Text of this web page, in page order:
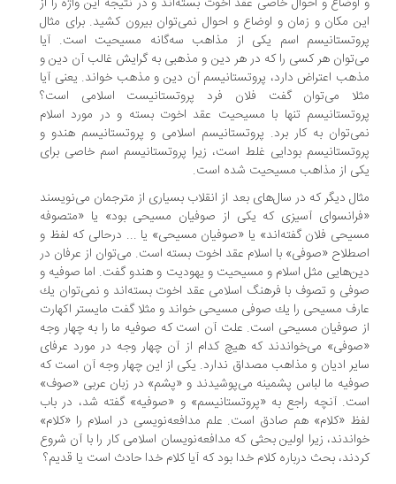
مكان و زمان و اوضاع و احوال نمی‌توان بیرون كشید. برای مثال
اسم یكی از مذاهب سه‌گانه مسیحیت است. آیا
هر كسی را كه در هر دین و مذهبی به گرایش غالب آن دین و
اعتراض دارد، پروتستانیسم آن دین و مذهب خواند. یعنی آیا
می‌توان گفت فلان فرد پروتستانیست اسلامی است؟
تنها با مسیحیت عقد اخوت بسته و در مورد اسلام
به كار برد. پروتستانیسم اسلامی و پروتستانیسم هندو و
بودایی غلط است، زیرا پروتستانیسم اسم خاصی برای
از مذاهب مسیحیت شده است.
دیگر كه در سال‌های بعد از انقلاب بسیاری از مترجمان می‌نویسند
آسیزی كه یكی از صوفیان مسیحی بود» یا «متصوفه
فلان گفته‌اند» یا «صوفیان مسیحی» یا ... درحالی كه لفظ و
«صوفی» با اسلام عقد اخوت بسته است. می‌توان از عرفان در
مثل اسلام و مسیحیت و یهودیت و هندو گفت. اما صوفیه و
و تصوف با فرهنگ اسلامی عقد اخوت بسته‌اند و نمی‌توان یك
مسیحی را یك صوفی مسیحی خواند و مثلا گفت مایستر اكهارت
صوفیان مسیحی است. علت آن است كه صوفیه ما را به چهار وجه
می‌خواندند كه هیچ كدام از آن چهار وجه در مورد عرفای
ادیان و مذاهب مصداق ندارد. یكی از این چهار وجه آن است كه
ما لباس پشمینه می‌پوشیدند و «پشم» در زبان عربی «صوف»
آنچه راجع به «پروتستانیسم» و «صوفیه» گفته شد، در باب
«كلام» هم صادق است. علم مدافعه‌نویسی در اسلام را «كلام»
زیرا اولین بحثی كه مدافعه‌نویسان اسلامی كار را با آن شروع
بحث درباره كلام خدا بود كه آیا كلام خدا حادث است یا قدیم؟